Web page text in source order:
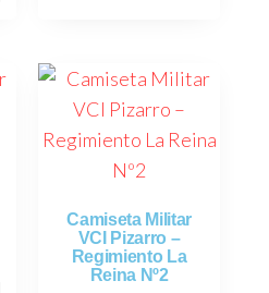
Camiseta Militar
VCI Pizarro –
Regimiento La
Reina Nº2